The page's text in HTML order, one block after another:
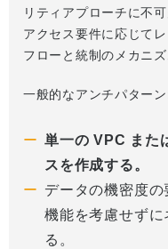
リティアプローチに不
アクセス要件に応じて
フローと統制のメカニ
一般的なアンチパター
単一の VPC また
スを作成する。
データの機密度の
機能を考慮せず
る。